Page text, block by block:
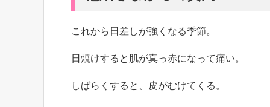
これから日差しが強くなる季節。
日焼けすると肌が真っ赤になって痛い。
しばらくすると、皮がむけてくる。